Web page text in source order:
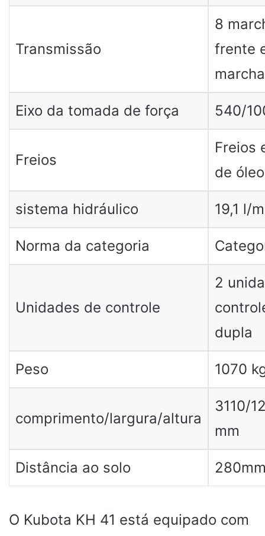
Transmissão
8
frente
Eixo da tomada de força 540/
Freios
Freios
de óleo
sistema hidráulico 19,1 l/
Norma da categoria
Unidades de controle
2
dupla
Peso 1070
comprimento/largura/altura
3110/
mm
Distância ao solo
O Kubota KH 41 está equipado com